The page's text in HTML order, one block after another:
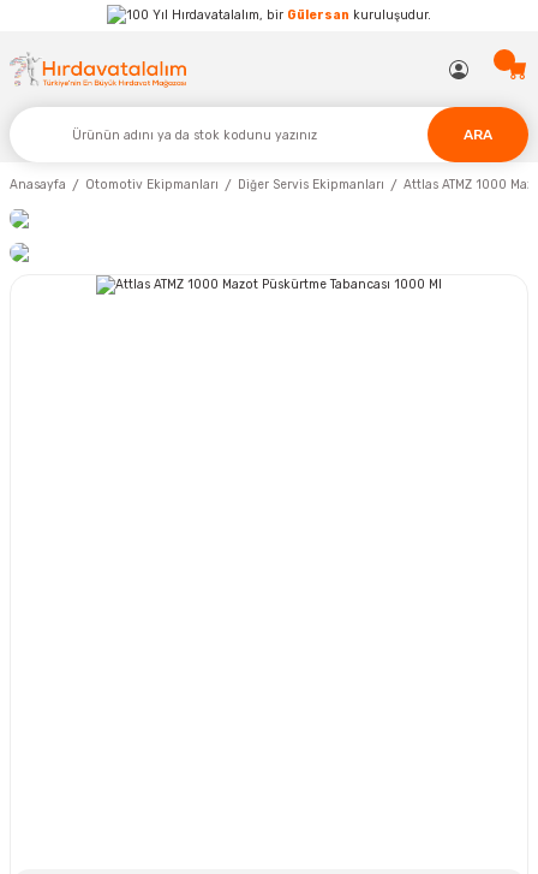
Hırdavatalalım, bir Gülersan kuruluşudur.
ARA
Anasayfa Otomotiv Ekipmanları Diğer Servis Ekipmanları Attlas ATMZ 1000